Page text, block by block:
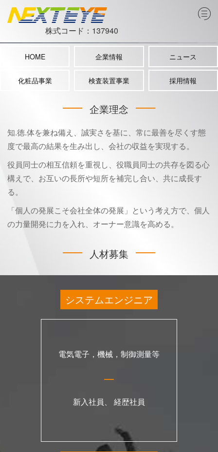
株式コード：137940
HOME 企業情報 ニュース
化粧品事業 検査装置事業 採用情報
企業理念
知.徳.体を兼ね備え、誠実さを基に、常に最善を尽くす態
度で最高の結果を生み出し、会社の収益を実現する。
役員同士の相互信頼を重視し、役職員同士の共存を図る心
構えで、お互いの長所や短所を補完し合い、共に成長す
る。
「個人の発展こそ会社全体の発展」という考え方で、個人
の力量開発に力を入れ、オーナー意識を高める。
人材募集
システムエンジニア
電気電子，機械，制御測量等
新入社員、 経歴社員